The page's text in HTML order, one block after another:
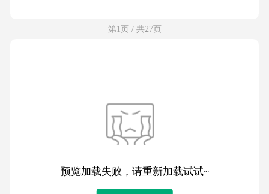
第1页 / 共27页
预览加载失败，请重新加载试试~